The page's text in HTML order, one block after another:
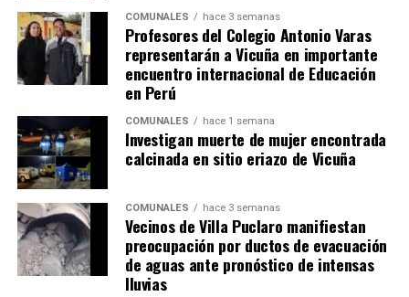
COMUNALES hace 3 semanas
Profesores del Colegio Antonio Varas
representarán a Vicuña en importante
encuentro internacional de Educación
en Perú
COMUNALES hace 1 semana
Investigan muerte de mujer encontrada
calcinada en sitio eriazo de Vicuña
COMUNALES hace 3 semanas
Vecinos de Villa Puclaro manifiestan
preocupación por ductos de evacuación
de aguas ante pronóstico de intensas
lluvias